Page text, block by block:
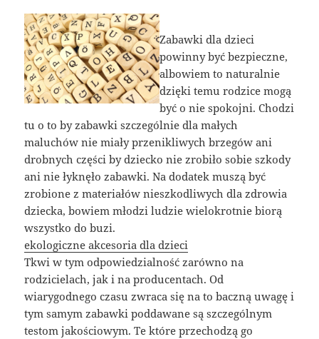
Zabawki dla dzieci
powinny być bezpieczne,
albowiem to naturalnie
dzięki temu rodzice mogą
być o nie spokojni. Chodzi
tu o to by zabawki szczególnie dla małych
maluchów nie miały przenikliwych brzegów ani
drobnych części by dziecko nie zrobiło sobie szkody
ani nie łyknęło zabawki. Na dodatek muszą być
zrobione z materiałów nieszkodliwych dla zdrowia
dziecka, bowiem młodzi ludzie wielokrotnie biorą
wszystko do buzi.
ekologiczne akcesoria dla dzieci
Tkwi w tym odpowiedzialność zarówno na
rodzicielach, jak i na producentach. Od
wiarygodnego czasu zwraca się na to baczną uwagę i
tym samym zabawki poddawane są szczególnym
testom jakościowym. Te które przechodzą go